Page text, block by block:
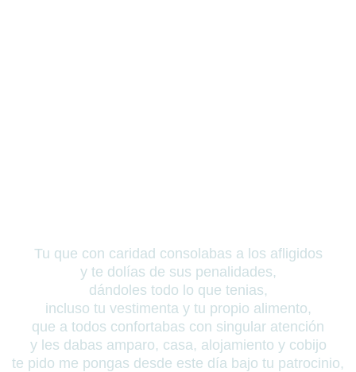
Tu que con caridad consolabas a los afligidos
y te dolías de sus penalidades,
dándoles todo lo que tenias,
incluso tu vestimenta y tu propio alimento,
que a todos confortabas con singular atención
y les dabas amparo, casa, alojamiento y cobijo
te pido me pongas desde este día bajo tu patrocinio,